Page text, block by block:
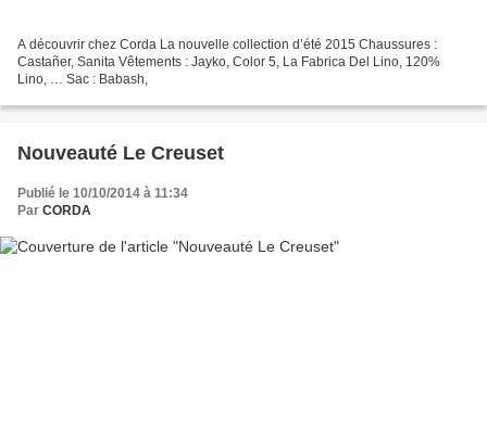
A découvrir chez Corda La nouvelle collection d’été 2015 Chaussures :
Castañer, Sanita Vêtements : Jayko, Color 5, La Fabrica Del Lino, 120%
Lino, … Sac : Babash,
Nouveauté Le Creuset
Publié le 10/10/2014 à 11:34
Par CORDA